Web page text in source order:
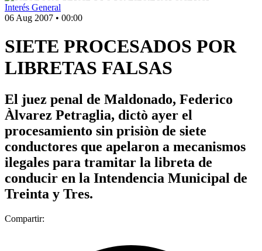
Interés General
06 Aug 2007 • 00:00
SIETE PROCESADOS POR
LIBRETAS FALSAS
El juez penal de Maldonado, Federico
Àlvarez Petraglia, dictò ayer el
procesamiento sin prisiòn de siete
conductores que apelaron a mecanismos
ilegales para tramitar la libreta de
conducir en la Intendencia Municipal de
Treinta y Tres.
Compartir: